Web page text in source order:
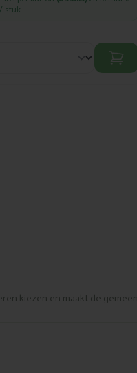
/ stuk
kiezen en maakt de